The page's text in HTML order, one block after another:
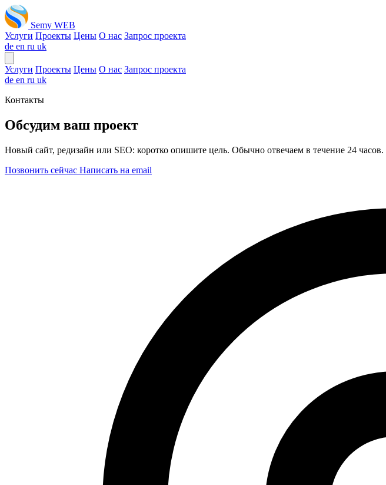
Semy WEB
Услуги Проекты Цены О нас Запрос проекта
de en ru uk
Услуги Проекты Цены О нас Запрос проекта
de en ru uk
Контакты
Обсудим ваш проект
Новый сайт, редизайн или SEO: коротко опишите цель. Обычно отвечаем в течение 24 часов.
Позвонить сейчас Написать на email